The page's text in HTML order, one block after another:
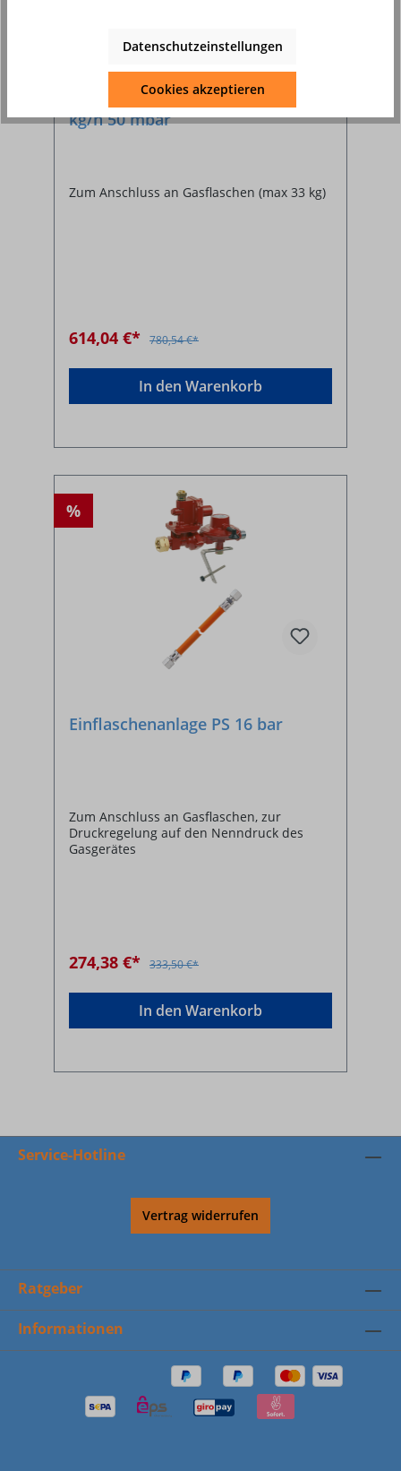
Flaschenanlage für 6 Flaschen 12
kg/h 50 mbar
Zum Anschluss an Gasflaschen (max 33 kg)
614,04 €* 780,54 €*
In den Warenkorb
%
Einflaschenanlage PS 16 bar
Zum Anschluss an Gasflaschen, zur
Druckregelung auf den Nenndruck des
Gasgerätes
274,38 €* 333,50 €*
In den Warenkorb
Service-Hotline
Vertrag widerrufen
Ratgeber
Informationen
Datenschutzeinstellungen
Cookies akzeptieren